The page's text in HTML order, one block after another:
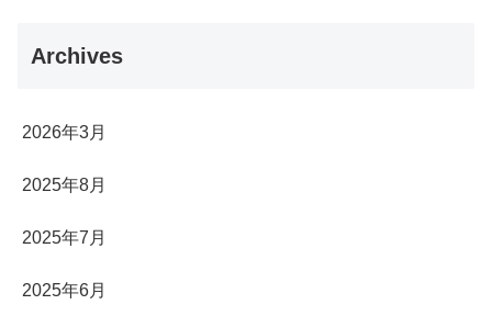
Archives
2026年3月
2025年8月
2025年7月
2025年6月